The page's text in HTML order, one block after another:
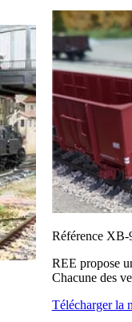
Référence
REE propose
Chacune des
Télécharger la